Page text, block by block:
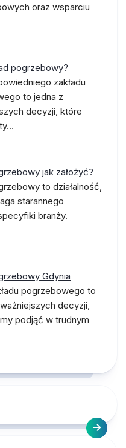
oraz wsparciu
pogrzebowy?
zakładu
to jedna z
decyzji, które
jak założyć?
to działalność,
starannego
branży.
Gdynia
pogrzebowego to
decyzji,
podjąć w trudnym